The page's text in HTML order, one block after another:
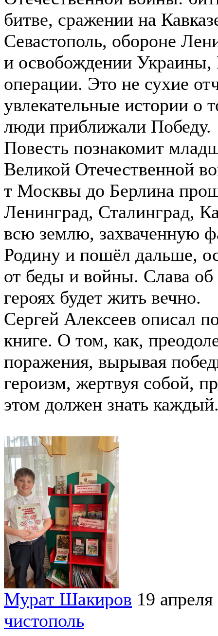
битве, сражении на
Севастополь, обороне
и освобождении Украины,
операции. Это не сухие
увлекательные истории о
люди приближали Победу.
Повесть познакомит
Великой Отечественной
т Москвы до Берлина
Ленинград, Сталинград,
всю землю, захваченную
Родину и пошёл дальше,
от беды и войны. Слава
героях будет жить вечно.
Сергей Алексеев описал
книге. О том, как,
поражения, вырывая
героизм, жертвуя собой,
этом должен знать
Мурат Шакиров 19
чистополь